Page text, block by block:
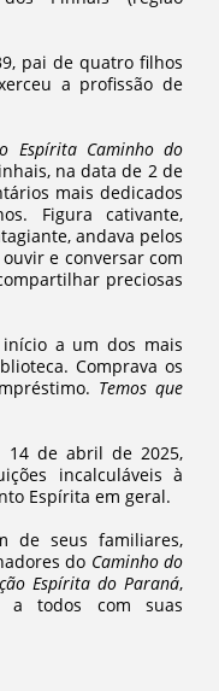
pai de quatro filhos
a profissão de
Espírita Caminho do
na data de 2 de
mais dedicados
Figura cativante,
andava pelos
e conversar com
preciosas
a um dos mais
Comprava os
Temos que
14 de abril de 2025,
incalculáveis à
Espírita em geral.
de seus familiares,
do Caminho do
Espírita do Paraná,
a todos com suas